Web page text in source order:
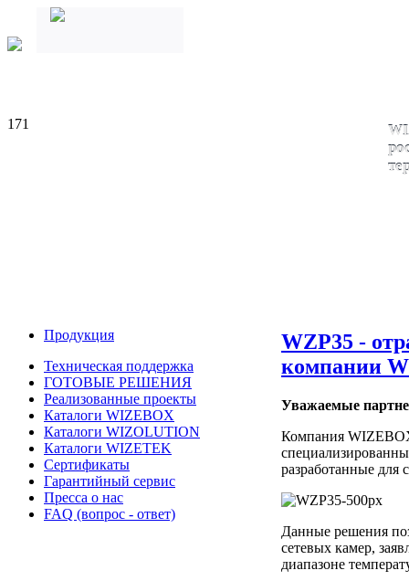
171
Продукция
Техническая поддержка
ГОТОВЫЕ РЕШЕНИЯ
Реализованные проекты
Каталоги WIZEBOX
Каталоги WIZOLUTION
Каталоги WIZETEK
Сертификаты
Гарантийный сервис
Пресса о нас
FAQ (вопрос - ответ)
WZP35 -
компании
Уважаемые
Компания
разработанные для
Данные решения
сетевых камер,
диапазоне